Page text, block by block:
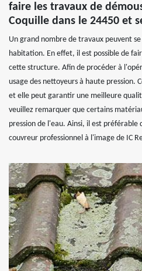
faire les travaux de
Coquille dans le 24450 et
Un grand nombre de travaux peuvent
habitation. En effet, il est possible de
cette structure. Afin de procéder à
usage des nettoyeurs à haute pression.
et elle peut garantir une meilleure
veuillez remarquer que certains
pression de l'eau. Ainsi, il est
couvreur professionnel à l'image de IC